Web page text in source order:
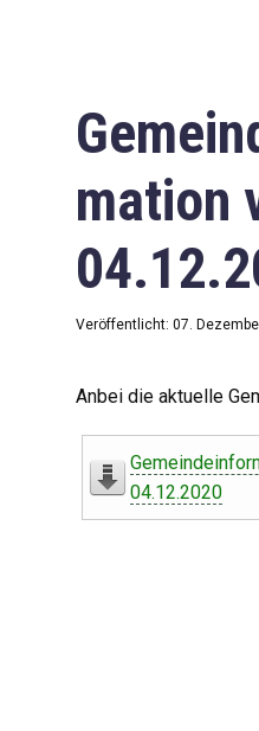
mation
Veröffentlicht: 07.
Anbei die aktuelle
04.12.2020